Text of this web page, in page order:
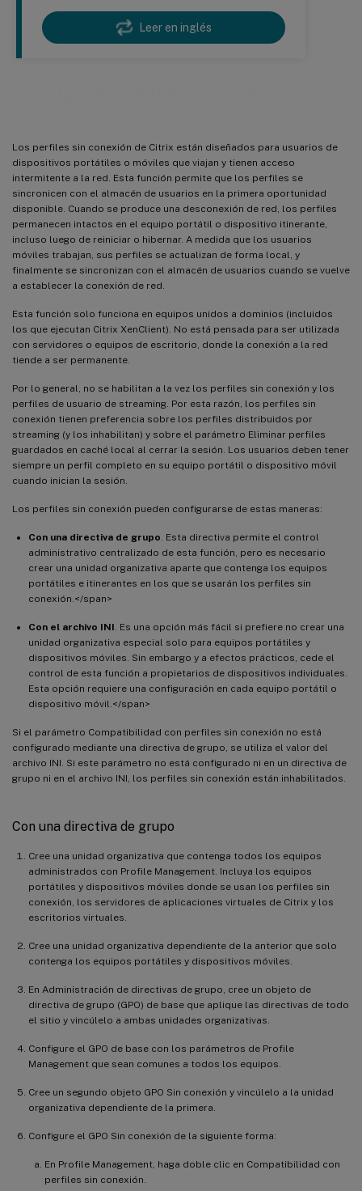
Leer en inglés
Los perfiles sin conexión de Citrix están diseñados para usuarios de
dispositivos portátiles o móviles que viajan y tienen acceso
intermitente a la red. Esta función permite que los perfiles se
sincronicen con el almacén de usuarios en la primera oportunidad
disponible. Cuando se produce una desconexión de red, los perfiles
permanecen intactos en el equipo portátil o dispositivo itinerante,
incluso luego de reiniciar o hibernar. A medida que los usuarios
móviles trabajan, sus perfiles se actualizan de forma local, y
finalmente se sincronizan con el almacén de usuarios cuando se vuelve
a establecer la conexión de red.
Esta función solo funciona en equipos unidos a dominios (incluidos
los que ejecutan Citrix XenClient). No está pensada para ser utilizada
con servidores o equipos de escritorio, donde la conexión a la red
tiende a ser permanente.
Por lo general, no se habilitan a la vez los perfiles sin conexión y los
perfiles de usuario de streaming. Por esta razón, los perfiles sin
conexión tienen preferencia sobre los perfiles distribuidos por
streaming (y los inhabilitan) y sobre el parámetro Eliminar perfiles
guardados en caché local al cerrar la sesión. Los usuarios deben tener
siempre un perfil completo en su equipo portátil o dispositivo móvil
cuando inician la sesión.
Los perfiles sin conexión pueden configurarse de estas maneras:
Con una directiva de grupo . Esta directiva permite el control
administrativo centralizado de esta función, pero es necesario
crear una unidad organizativa aparte que contenga los equipos
portátiles e itinerantes en los que se usarán los perfiles sin
conexión.</span>
Con el archivo INI . Es una opción más fácil si prefiere no crear una
unidad organizativa especial solo para equipos portátiles y
dispositivos móviles. Sin embargo y a efectos prácticos, cede el
control de esta función a propietarios de dispositivos individuales.
Esta opción requiere una configuración en cada equipo portátil o
dispositivo móvil.</span>
Si el parámetro Compatibilidad con perfiles sin conexión no está
configurado mediante una directiva de grupo, se utiliza el valor del
archivo INI. Si este parámetro no está configurado ni en un directiva de
grupo ni en el archivo INI, los perfiles sin conexión están inhabilitados.
Con una directiva de grupo
Cree una unidad organizativa que contenga todos los equipos
administrados con Profile Management. Incluya los equipos
portátiles y dispositivos móviles donde se usan los perfiles sin
conexión, los servidores de aplicaciones virtuales de Citrix y los
escritorios virtuales.
Cree una unidad organizativa dependiente de la anterior que solo
contenga los equipos portátiles y dispositivos móviles.
En Administración de directivas de grupo, cree un objeto de
directiva de grupo (GPO) de base que aplique las directivas de todo
el sitio y vincúlelo a ambas unidades organizativas.
Configure el GPO de base con los parámetros de Profile
Management que sean comunes a todos los equipos.
Cree un segundo objeto GPO Sin conexión y vincúlelo a la unidad
organizativa dependiente de la primera.
Configure el GPO Sin conexión de la siguiente forma:
En Profile Management, haga doble clic en Compatibilidad con
perfiles sin conexión.